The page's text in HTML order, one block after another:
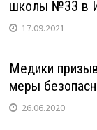
школы №33 в
17.09.2021
Медики
меры
26.06.2020